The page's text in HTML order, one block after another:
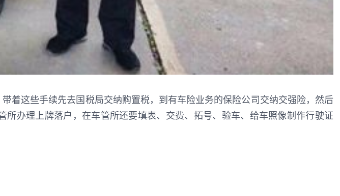
着这些手续先去国税局交纳购置税，到有车险业务的保险公司交纳交强险，然后
办理上牌落户，在车管所还要填表、交费、拓号、验车、给车照像制作行驶证